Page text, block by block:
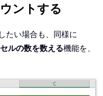
ントする
たい場合も、同様に
ルの数を数える機能を、